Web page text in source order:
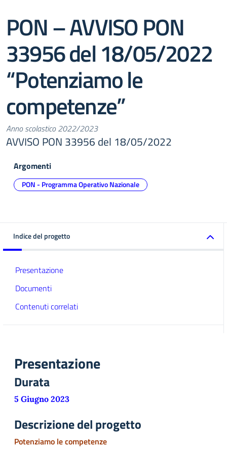
PON – AVVISO PON
33956 del 18/05/2022
“Potenziamo le
competenze”
Anno scolastico 2022/2023
AVVISO PON 33956 del 18/05/2022
Argomenti
PON - Programma Operativo Nazionale
Indice del progetto
Presentazione
Documenti
Contenuti correlati
Presentazione
Durata
5 Giugno 2023
Descrizione del progetto
Potenziamo le competenze